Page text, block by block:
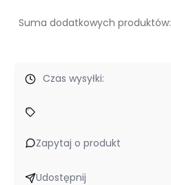
Suma dodatkowych produktów:
Czas wysyłki:
Zapytaj o produkt
Udostępnij